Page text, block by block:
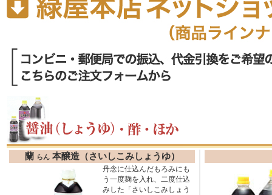
蘭 らん本醸造（さいしこみしょうゆ）
丹念に仕込んだもろみにも
う一度麹を入れ、二度仕込
みした「さいしこみしょう